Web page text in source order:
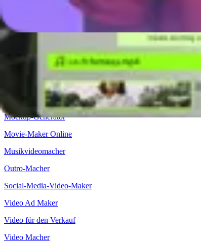
Geburtstagsvideomacher
GIF-Hersteller
Instagram-Video-Maker
Lyric Video Maker
Meme-Macher
Mockup-Generator
Movie-Maker Online
Musikvideomacher
Outro-Macher
Social-Media-Video-Maker
Video Ad Maker
Video für den Verkauf
Video Macher